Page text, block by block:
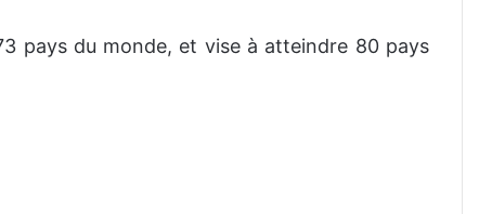
pays du monde, et vise à atteindre 80 pays